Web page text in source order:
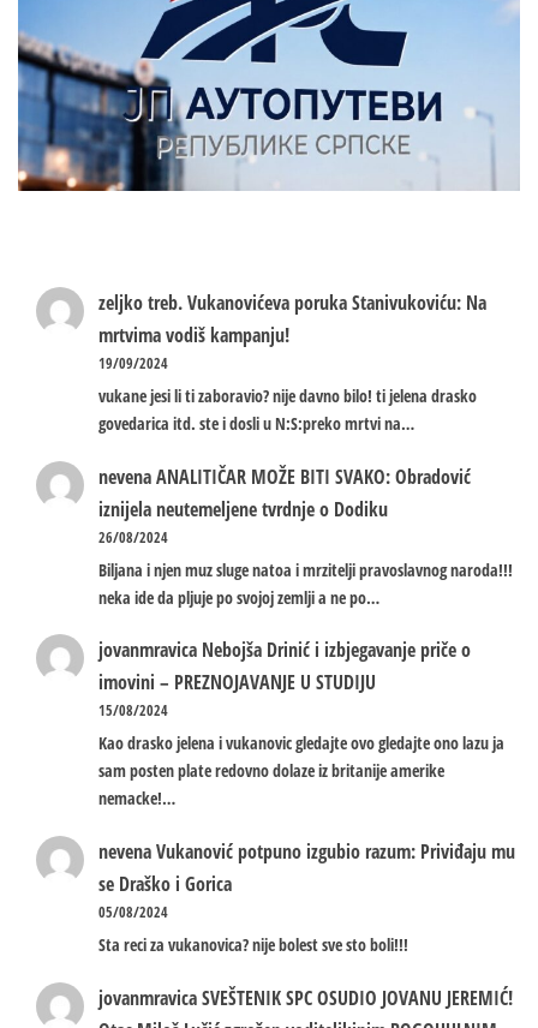
zeljko treb.Vukanovićeva poruka Stanivukoviću: Na
mrtvima vodiš kampanju!
19/09/2024
vukane jesi li ti zaboravio? nije davno bilo! ti jelena drasko
govedarica itd. ste i dosli u N:S:preko mrtvi na…
nevenaANALITIČAR MOŽE BITI SVAKO: Obradović
iznijela neutemeljene tvrdnje o Dodiku
26/08/2024
Biljana i njen muz sluge natoa i mrzitelji pravoslavnog naroda!!!
neka ide da pljuje po svojoj zemlji a ne po…
jovanmravica Nebojša Drinić i izbjegavanje priče o
imovini – PREZNOJAVANJE U STUDIJU
15/08/2024
Kao drasko jelena i vukanovic gledajte ovo gledajte ono lazu ja
sam posten plate redovno dolaze iz britanije amerike
nemacke!…
nevenaVukanović potpuno izgubio razum: Priviđaju mu
se Draško i Gorica
05/08/2024
Sta reci za vukanovica? nije bolest sve sto boli!!!
jovanmravicaSVEŠTENIK SPC OSUDIO JOVANU JEREMIĆ!